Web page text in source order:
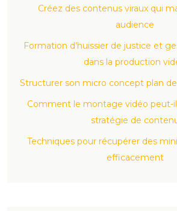
Créez des contenus viraux qui
audience
Formation d’huissier de justice et
dans la production
Structurer son micro concept plan
Comment le montage vidéo peut-
stratégie de
Techniques pour récupérer des
efficacement